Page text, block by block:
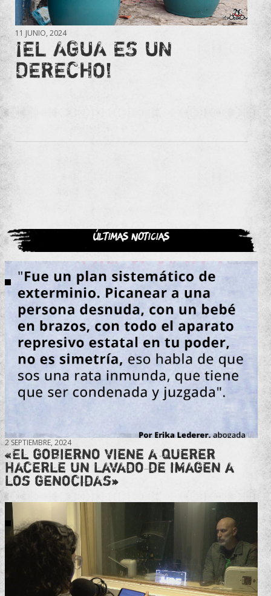
11 JUNIO, 2024
¡EL AGUA ES UN
DERECHO!
Últimas noticias
2 SEPTIEMBRE, 2024
«El gobierno viene a querer
hacerle un lavado de imagen a
los genocidas»